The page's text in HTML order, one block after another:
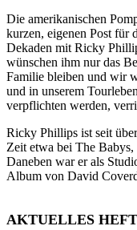
Die amerikanischen
kurzen, eigenen Post für
Dekaden mit Ricky
wünschen ihm nur das
Familie bleiben und wir
und in unserem
verpflichten werden,
Ricky Phillips ist seit
Zeit etwa bei The
Daneben war er als
Album von David
AKTUELLES HEFT